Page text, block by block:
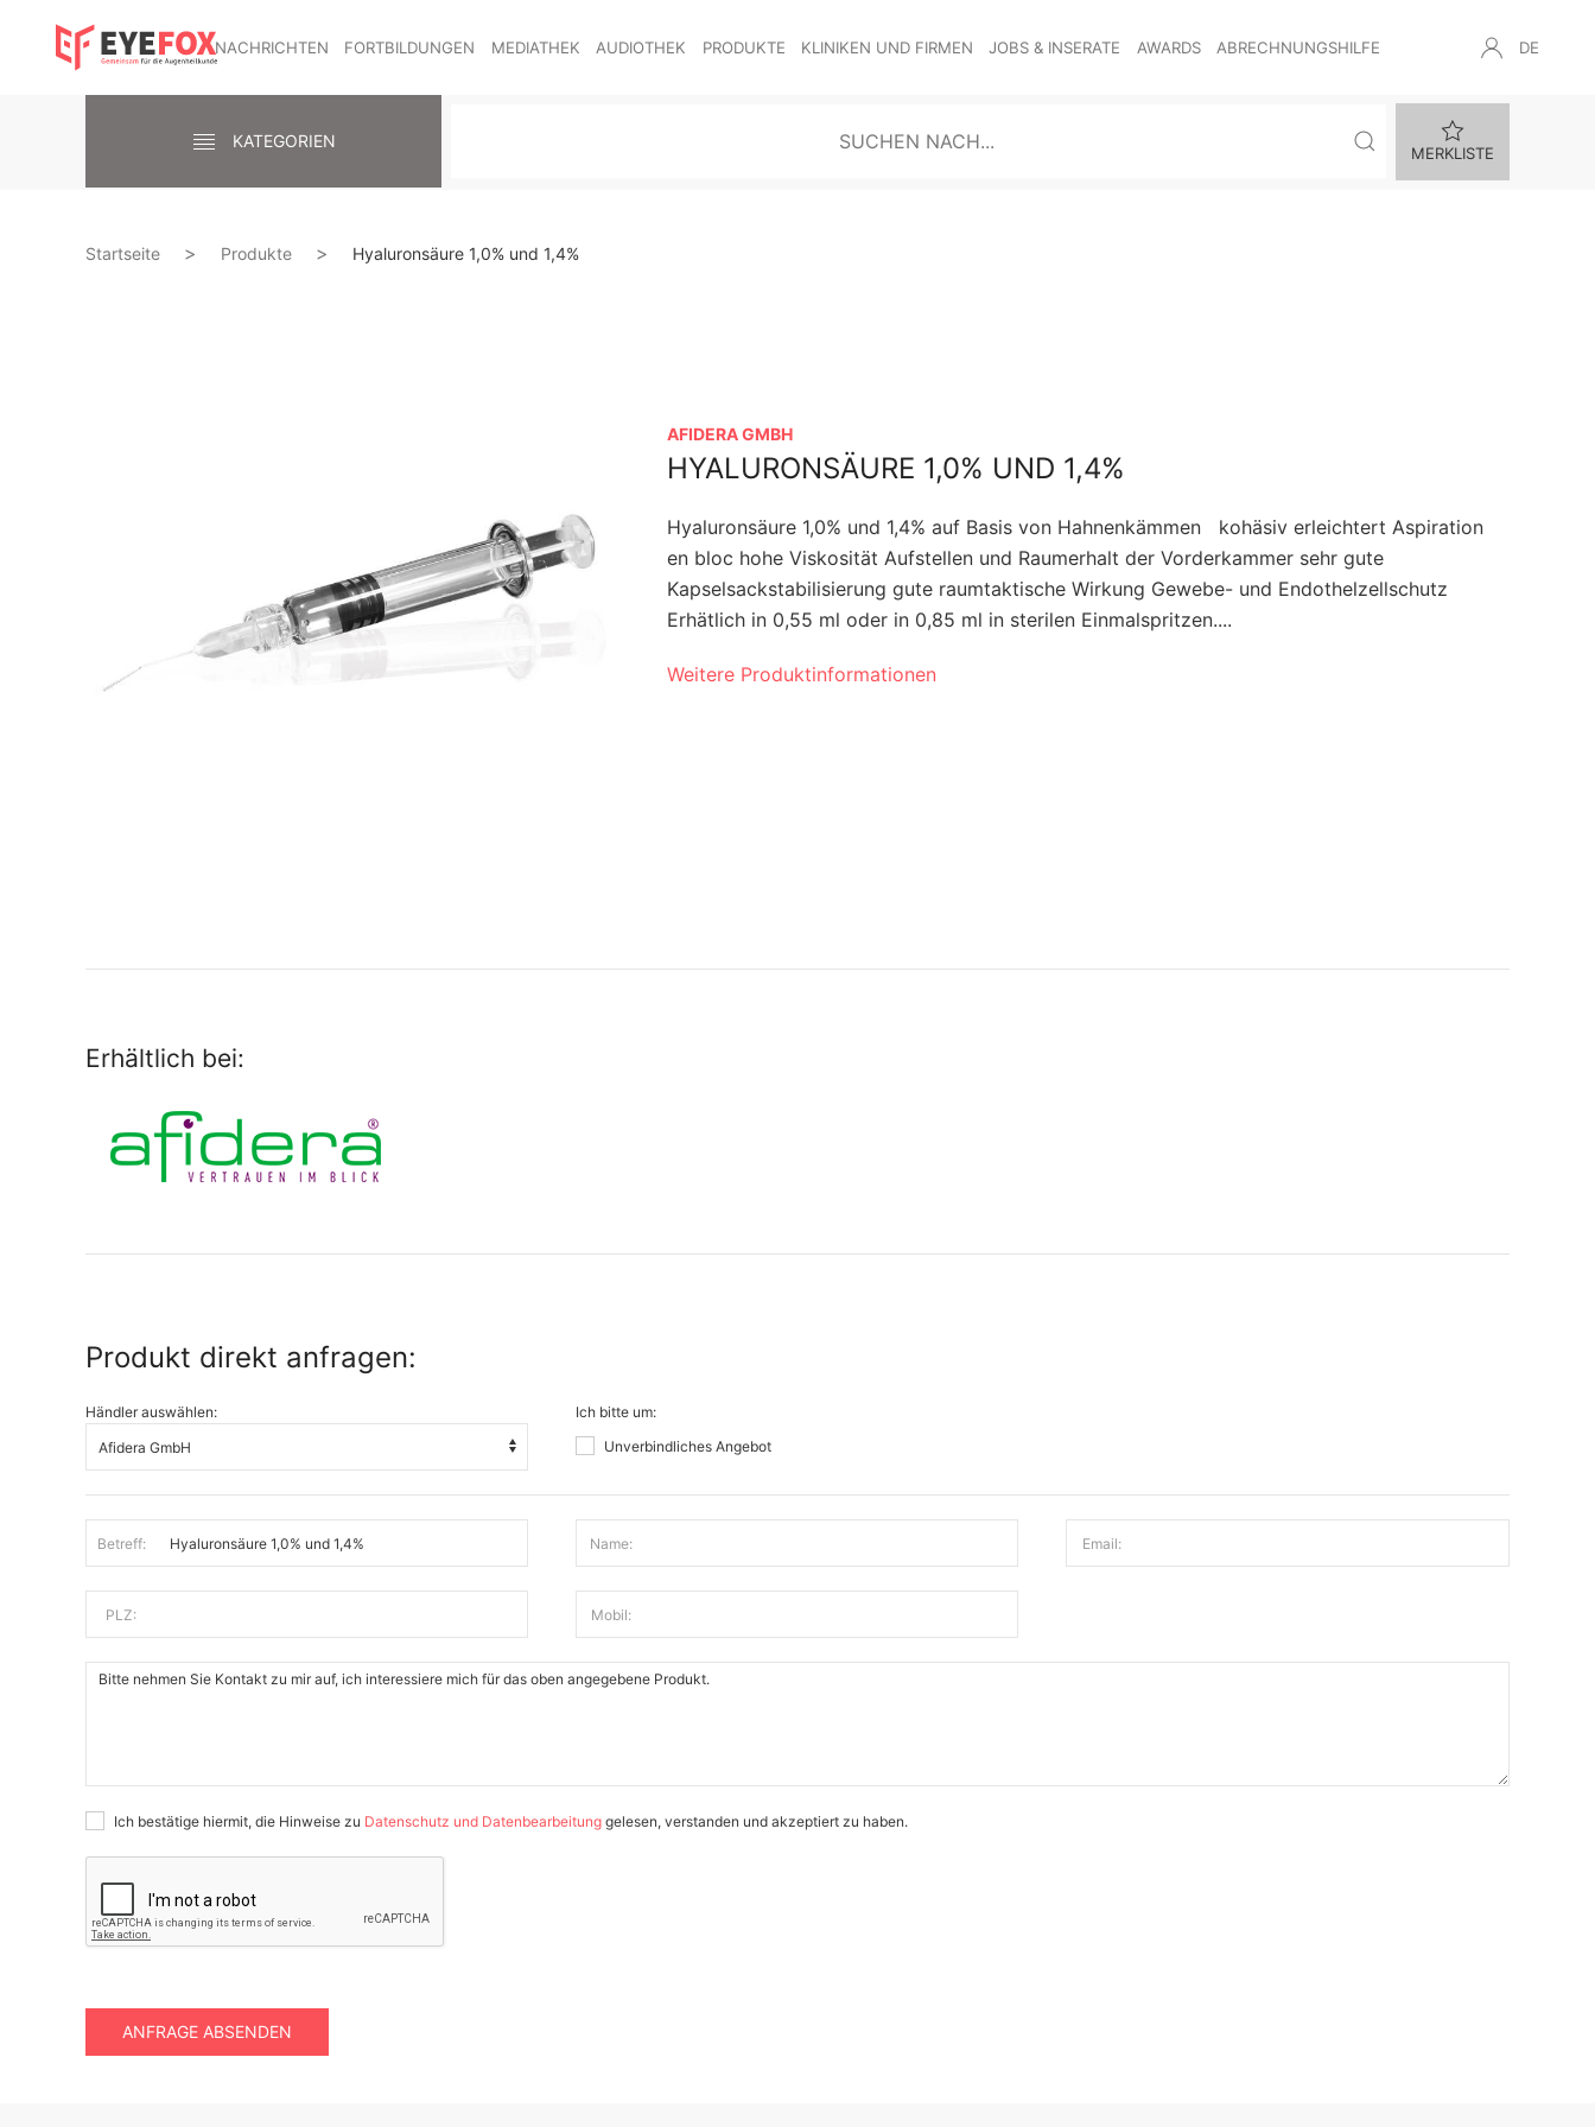
NACHRICHTEN FORTBILDUNGEN MEDIATHEK AUDIOTHEK PRODUKTE KLINIKEN UND FIRMEN JOBS & INSERATE AWARDS ABRECHNUNGSHILFE DE
KATEGORIEN
MERKLISTE
Startseite Produkte Hyaluronsäure 1,0% und 1,4%
AFIDERA GMBH
HYALURONSÄURE 1,0% UND 1,4%
Hyaluronsäure 1,0% und 1,4% auf Basis von Hahnenkämmen kohäsiv erleichtert Aspiration
en bloc hohe Viskosität Aufstellen und Raumerhalt der Vorderkammer sehr gute
Kapselsackstabilisierung gute raumtaktische Wirkung Gewebe- und Endothelzellschutz
Erhätlich in 0,55 ml oder in 0,85 ml in sterilen Einmalspritzen....
Weitere Produktinformationen
Erhältlich bei:
Produkt direkt anfragen:
Händler auswählen:
Ich bitte um:
Unverbindliches Angebot
Betreff: Name: Email:
PLZ: Mobil:
Ich bestätige hiermit, die Hinweise zu Datenschutz und Datenbearbeitung gelesen, verstanden und akzeptiert zu haben.
ANFRAGE ABSENDEN